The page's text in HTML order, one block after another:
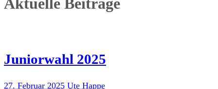
Aktuelle Beiträge
Juniorwahl 2025
27. Februar 2025 Ute Happe